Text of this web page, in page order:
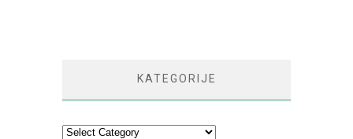
KATEGORIJE
Kategorije